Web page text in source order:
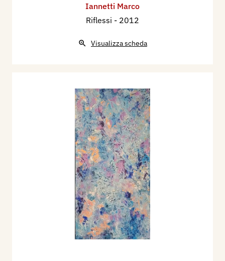
Iannetti Marco
Riflessi - 2012
Visualizza scheda